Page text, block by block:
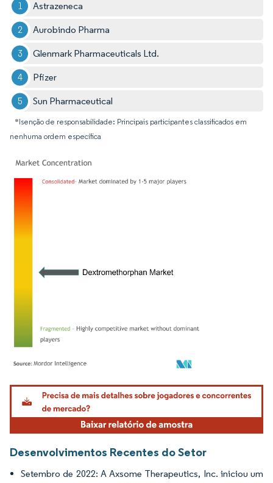
Astrazeneca
Aurobindo Pharma
Glenmark Pharmaceuticals Ltd.
Pfizer
Sun Pharmaceutical
*Isenção de responsabilidade: Principais participantes classificados em
nenhuma ordem específica
Imagem © Mordor Intelligence. O reuso requer atribuição conforme CC BY 4.0.
Desenvolvimentos Recentes do Setor
Setembro de 2022: A Axsome Therapeutics, Inc. iniciou um